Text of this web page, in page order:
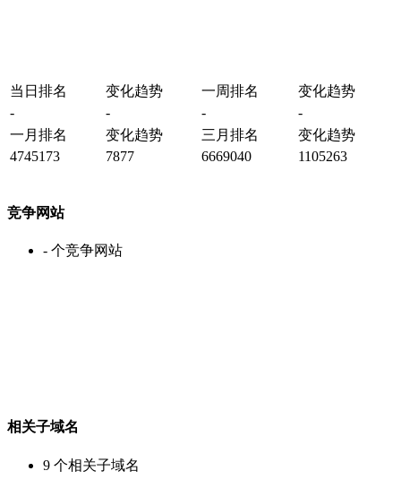
当日排名 变化趋势 一周排名
变化趋势
-
- -
-
一月排名
变化趋势 三月排名
变化趋势
4745173
7877 6669040 1105263
竞争网站
- 个竞争网站
相关子域名
9 个相关子域名